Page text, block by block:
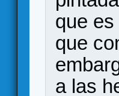
que
que
a las